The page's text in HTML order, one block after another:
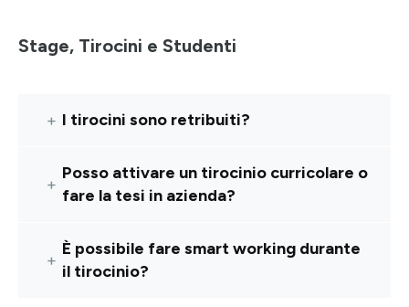
Stage, Tirocini e Studenti
I tirocini sono retribuiti?
Posso attivare un tirocinio curricolare o
fare la tesi in azienda?
È possibile fare smart working durante
il tirocinio?